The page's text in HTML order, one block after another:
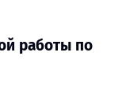
работы по